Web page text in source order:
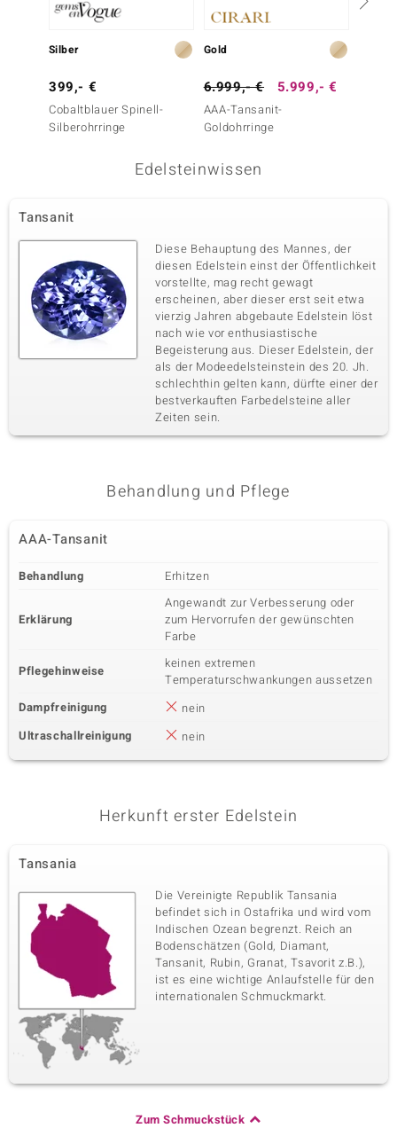
Silber
399,- €
Cobaltblauer Spinell-
Silberohrringe
Gold
6.999,- € 5.999,- €
AAA-Tansanit-
Goldohrringe
Edelsteinwissen
Tansanit
Diese Behauptung des Mannes, der
diesen Edelstein einst der Öffentlichkeit
vorstellte, mag recht gewagt
erscheinen, aber dieser erst seit etwa
vierzig Jahren abgebaute Edelstein löst
nach wie vor enthusiastische
Begeisterung aus. Dieser Edelstein, der
als der Modeedelsteinstein des 20. Jh.
schlechthin gelten kann, dürfte einer der
bestverkauften Farbedelsteine aller
Zeiten sein.
Behandlung und Pflege
AAA-Tansanit
Behandlung Erhitzen
Erklärung
Angewandt zur Verbesserung oder
zum Hervorrufen der gewünschten
Farbe
Pflegehinweise
keinen extremen
Temperaturschwankungen aussetzen
Dampfreinigung
nein
Ultraschallreinigung
nein
Herkunft erster Edelstein
Tansania
Die Vereinigte Republik Tansania
befindet sich in Ostafrika und wird vom
Indischen Ozean begrenzt. Reich an
Bodenschätzen (Gold, Diamant,
Tansanit, Rubin, Granat, Tsavorit z.B.),
ist es eine wichtige Anlaufstelle für den
internationalen Schmuckmarkt.
Zum Schmuckstück